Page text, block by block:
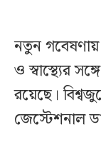
নতুন
ও স্বাস্থ্যের
রয়েছে।
জেস্টেশনাল